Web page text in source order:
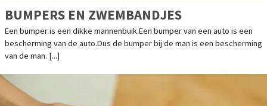
BUMPERS EN ZWEMBANDJES
Een bumper is een dikke mannenbuik.Een bumper van een auto is een
bescherming van de auto.Dus de bumper bij de man is een bescherming
van de man. [...]